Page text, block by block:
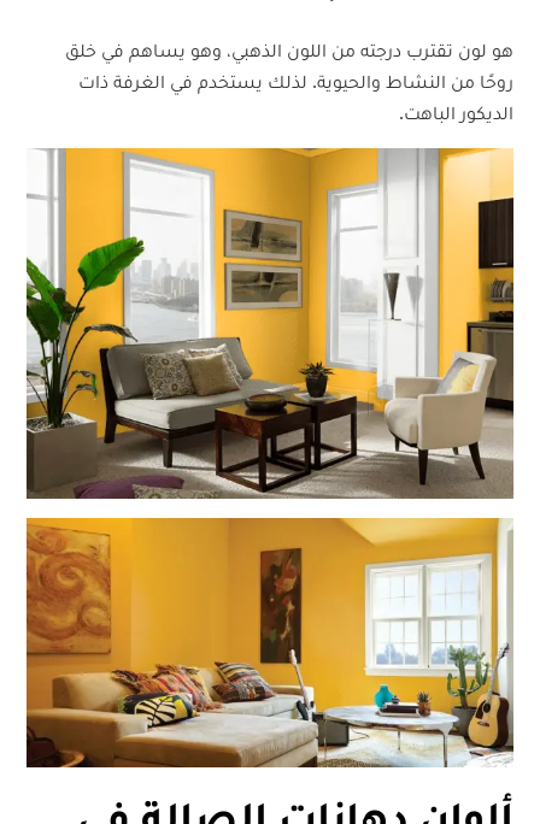
هو لون تقترب درجته من اللون الذهبي، وهو يساهم في خلق
روحًا من النشاط والحيوية. لذلك يستخدم في الغرفة ذات
الديكور الباهت.